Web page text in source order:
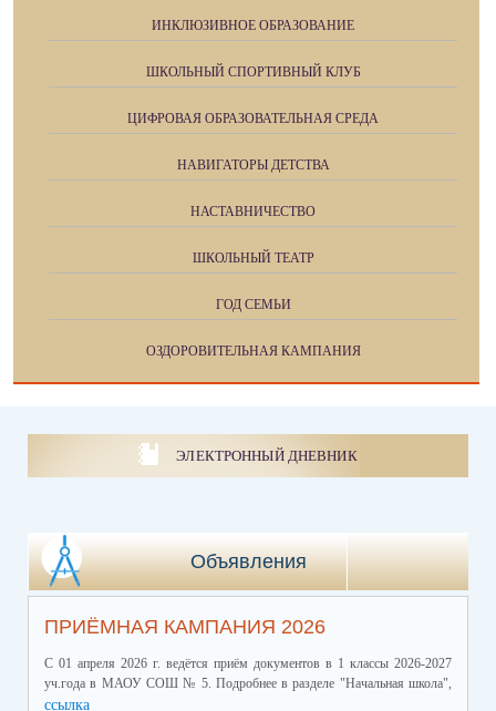
ИНКЛЮЗИВНОЕ ОБРАЗОВАНИЕ
ШКОЛЬНЫЙ СПОРТИВНЫЙ КЛУБ
ЦИФРОВАЯ ОБРАЗОВАТЕЛЬНАЯ СРЕДА
НАВИГАТОРЫ ДЕТСТВА
НАСТАВНИЧЕСТВО
ШКОЛЬНЫЙ ТЕАТР
ГОД СЕМЬИ
ОЗДОРОВИТЕЛЬНАЯ КАМПАНИЯ
ЭЛЕКТРОННЫЙ ДНЕВНИК
Объявления
ПРИЁМНАЯ КАМПАНИЯ 2026
С 01 апреля 2026 г. ведётся приём документов в 1 классы 2026-2027
уч.года в МАОУ СОШ № 5. Подробнее в разделе "Начальная школа",
ссылка